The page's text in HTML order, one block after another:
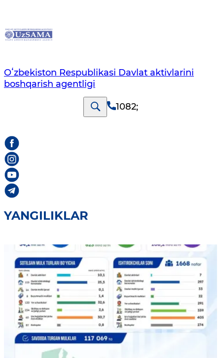
Oʻzbekiston Respublikasi Davlat aktivlarini
boshqarish agentligi
1082;
YANGILIKLAR